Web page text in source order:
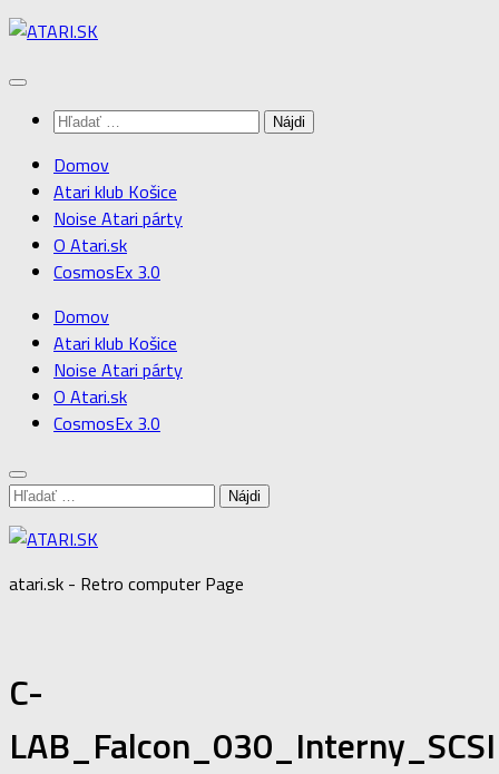
Preskočiť
obsah
Hľadať:
Domov
Atari klub Košice
Noise Atari párty
O Atari.sk
CosmosEx 3.0
Domov
Atari klub Košice
Noise Atari párty
O Atari.sk
CosmosEx 3.0
Hľadať:
atari.sk - Retro computer Page
C-